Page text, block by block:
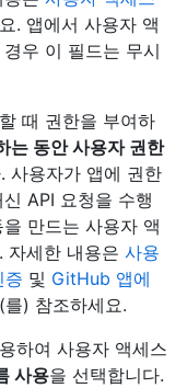
. 앱에서 사용자 액
우 이 필드는 무시
때 권한을 부여하
는 동안 사용자 권한
사용자가 앱에 권한
API 요청을 수행
만드는 사용자 액
자세한 내용은 사용
증 및 GitHub 앱에
를) 참조하세요.
하여 사용자 액세스
사용을 선택합니다.